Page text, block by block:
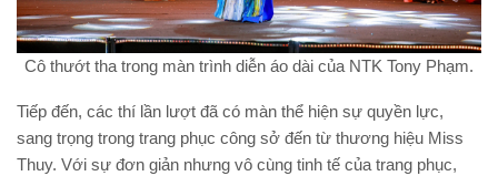
Cô thướt tha trong màn trình diễn áo dài của NTK Tony Phạm.
Tiếp đến, các thí lần lượt đã có màn thể hiện sự quyền lực,
sang trọng trong trang phục công sở đến từ thương hiệu Miss
Thuy. Với sự đơn giản nhưng vô cùng tinh tế của trang phục,